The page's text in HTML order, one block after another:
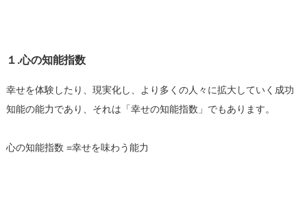
１.心の知能指数
幸せを体験したり、現実化し、より多くの人々に拡大していく成功
知能の能力であり、それは「幸せの知能指数」でもあります。
心の知能指数 =幸せを味わう能力